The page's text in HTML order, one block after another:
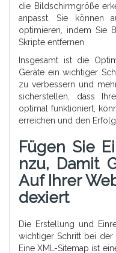
die Bildschirmgröße
anpasst. Sie können
optimieren, indem Sie
Skripte entfernen.
Insgesamt ist die
Geräte ein wichtiger
zu verbessern und
sicherstellen, dass
optimal funktioniert,
erreichen und den
Fügen Sie
Nzu, Damit
Auf Ihrer
Dexiert
Die Erstellung und
wichtiger Schritt bei der
Eine XML-Sitemap ist